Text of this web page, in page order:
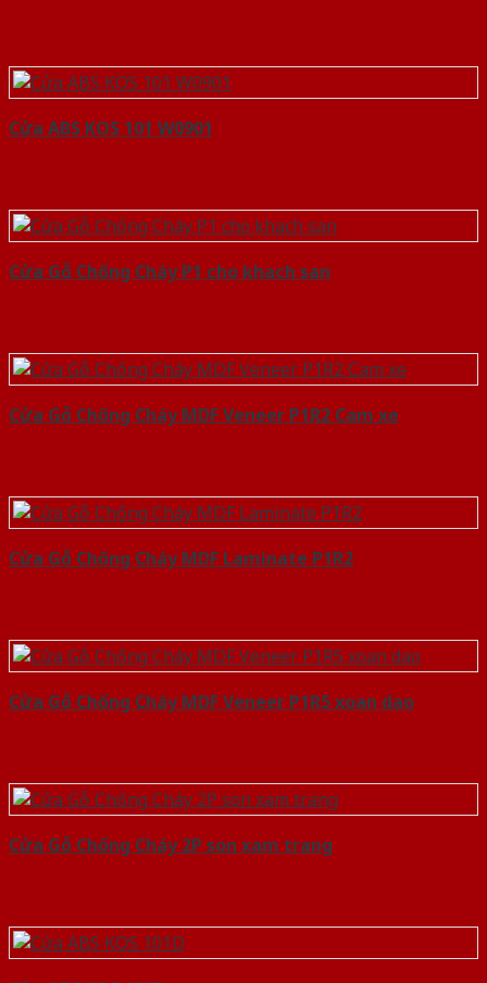
Cửa ABS KOS 101 W0901
Cửa Gỗ Chống Cháy P1 cho khach san
Cửa Gỗ Chống Cháy MDF Veneer P1R2 Cam xe
Cửa Gỗ Chống Cháy MDF Laminate P1R2
Cửa Gỗ Chống Cháy MDF Veneer P1R5 xoan dao
Cửa Gỗ Chống Cháy 2P son xam trang